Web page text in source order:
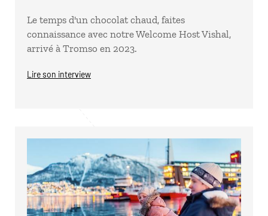
Le temps d'un chocolat chaud, faites
connaissance avec notre Welcome Host Vishal,
arrivé à Tromso en 2023.
Lire son interview